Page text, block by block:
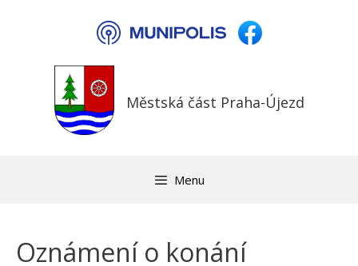
Městská část Praha-Újezd
Menu
Oznámení o konání